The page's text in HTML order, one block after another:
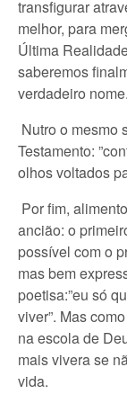
transfigurar
melhor, para
Última
saberemos
verdadeiro nome.
Nutro o mesmo
Testamento:
olhos voltados
Por fim,
ancião: o
possível com o
mas bem
poetisa:”eu só
viver”. Mas
na escola de
mais vivera se
vida.